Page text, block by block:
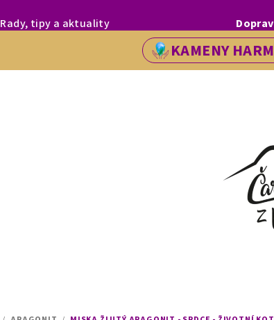
MILÍ ZÁKAZNÍCI, LETOS SE NA VÁS V
Rady, tipy a aktuality
KAMENY